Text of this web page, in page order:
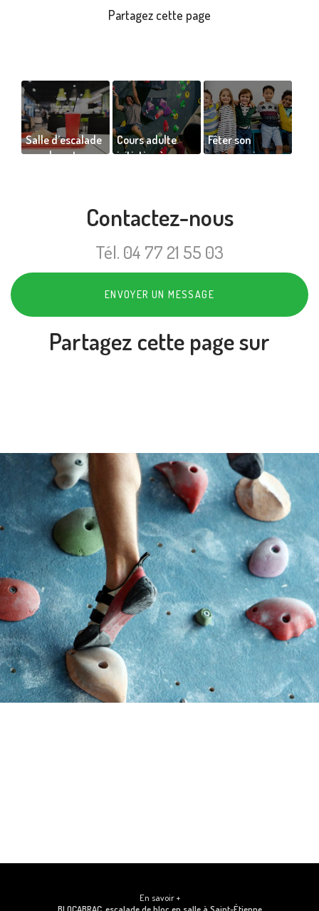
Salle d’escalade
avec bar et
Cours adulte
initiation à
Fêter son
anniversaire
Saint-Etienne
Contactez-nous
Tél. 04 77 21 55 03
ENVOYER UN MESSAGE
Partagez cette page sur
En savoir +